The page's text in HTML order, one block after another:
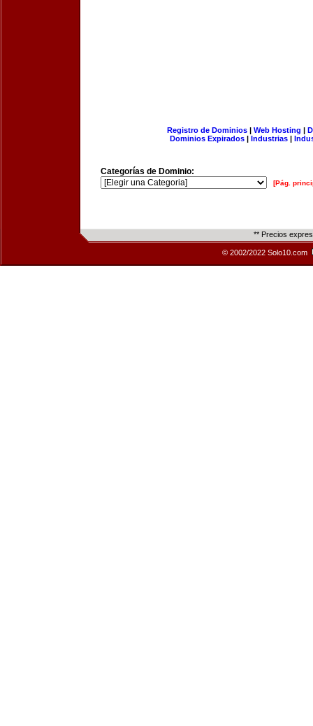
Registro de Dominios| Web Hosting |
Dominios Expirados | Industrias |
Categorías de Dominio:
[Pág.
** Precios
© 2002/2022 Solo10.com